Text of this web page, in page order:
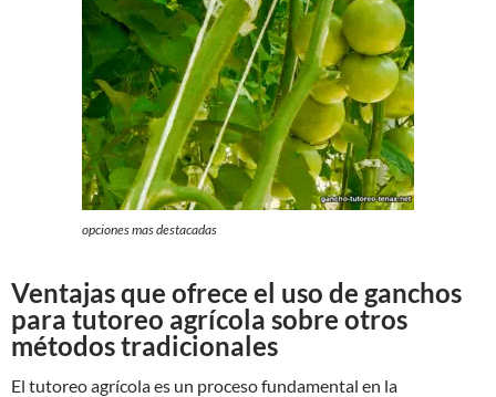
opciones mas destacadas
Ventajas que ofrece el uso de ganchos
para tutoreo agrícola sobre otros
métodos tradicionales
El tutoreo agrícola es un proceso fundamental en la